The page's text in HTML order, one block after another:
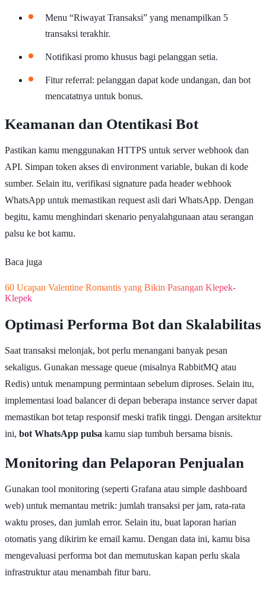
Menu “Riwayat Transaksi” yang menampilkan 5
transaksi terakhir.
Notifikasi promo khusus bagi pelanggan setia.
Fitur referral: pelanggan dapat kode undangan, dan bot
mencatatnya untuk bonus.
Keamanan dan Otentikasi Bot
Pastikan kamu menggunakan HTTPS untuk server webhook dan
API. Simpan token akses di environment variable, bukan di kode
sumber. Selain itu, verifikasi signature pada header webhook
WhatsApp untuk memastikan request asli dari WhatsApp. Dengan
begitu, kamu menghindari skenario penyalahgunaan atau serangan
palsu ke bot kamu.
Baca juga
60 Ucapan Valentine Romantis yang Bikin Pasangan Klepek-
Klepek
Optimasi Performa Bot dan Skalabilitas
Saat transaksi melonjak, bot perlu menangani banyak pesan
sekaligus. Gunakan message queue (misalnya RabbitMQ atau
Redis) untuk menampung permintaan sebelum diproses. Selain itu,
implementasi load balancer di depan beberapa instance server dapat
memastikan bot tetap responsif meski trafik tinggi. Dengan arsitektur
ini, bot WhatsApp pulsa kamu siap tumbuh bersama bisnis.
Monitoring dan Pelaporan Penjualan
Gunakan tool monitoring (seperti Grafana atau simple dashboard
web) untuk memantau metrik: jumlah transaksi per jam, rata-rata
waktu proses, dan jumlah error. Selain itu, buat laporan harian
otomatis yang dikirim ke email kamu. Dengan data ini, kamu bisa
mengevaluasi performa bot dan memutuskan kapan perlu skala
infrastruktur atau menambah fitur baru.